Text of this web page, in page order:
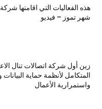
هذه الفعاليات التي اقامتها
شهر تموز – فيديو
زين أول شركة اتصالات تنال
المتكامل لأنظمة حماية
واستمرارية الأعمال